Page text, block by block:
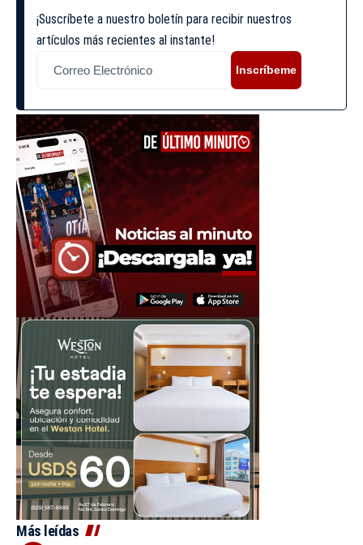
¡Suscríbete a nuestro boletín para recibir nuestros
artículos más recientes al instante!
Inscríbeme
Más leídas